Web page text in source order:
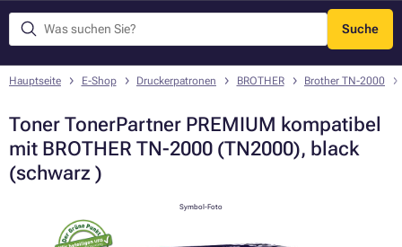
Suche
Menü
Hauptseite E-Shop Druckerpatronen BROTHER Brother TN-2000
Toner TonerPartner PREMIUM kompatibel
mit BROTHER TN-2000 (TN2000), black
(schwarz )
Symbol-Foto